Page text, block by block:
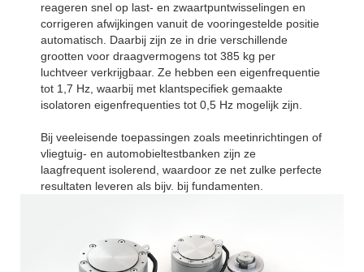
reageren snel op last- en zwaartpuntwisselingen en
corrigeren afwijkingen vanuit de vooringestelde positie
automatisch. Daarbij zijn ze in drie verschillende
grootten voor draagvermogens tot 385 kg per
luchtveer verkrijgbaar. Ze hebben een eigenfrequentie
tot 1,7 Hz, waarbij met klantspecifiek gemaakte
isolatoren eigenfrequenties tot 0,5 Hz mogelijk zijn.
Bij veeleisende toepassingen zoals meetinrichtingen of
vliegtuig- en automobieltestbanken zijn ze
laagfrequent isolerend, waardoor ze net zulke perfecte
resultaten leveren als bijv. bij fundamenten.